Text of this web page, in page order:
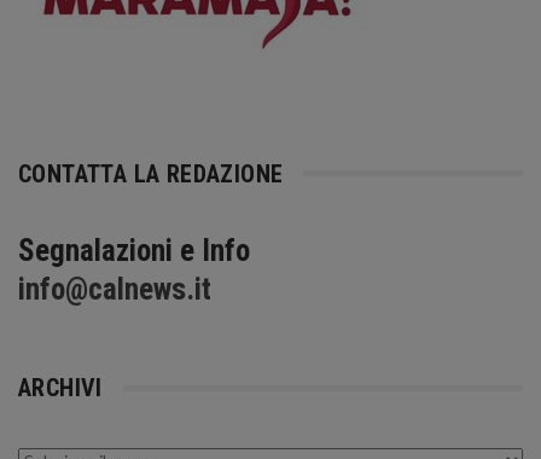
CONTATTA LA REDAZIONE
Segnalazioni e Info
info@calnews.it
ARCHIVI